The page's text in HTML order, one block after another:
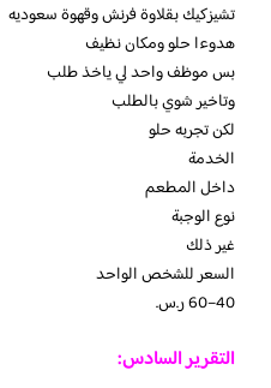
تشيزكيك بقلاوة فرنش وقهوة سعوديه
هدوءا حلو ومكان نظيف
بس موظف واحد لي ياخذ طلب
وتاخير شوي بالطلب
لكن تجربه حلو
الخدمة
داخل المطعم
نوع الوجبة
غير ذلك
السعر للشخص الواحد
التقرير السادس: